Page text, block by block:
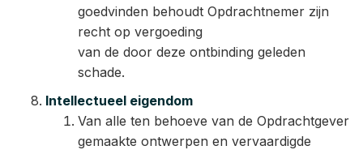
goedvinden behoudt Opdrachtnemer zijn
recht op vergoeding
van de door deze ontbinding geleden
schade.
Intellectueel eigendom
Van alle ten behoeve van de Opdrachtgever
gemaakte ontwerpen en vervaardigde